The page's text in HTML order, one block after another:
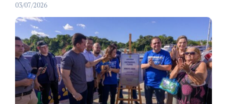
03/07/2026